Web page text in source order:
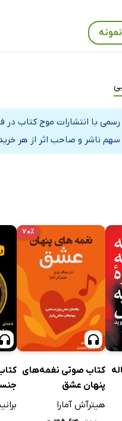
با انتشارات موج کتاب
ناشر و صاحب اثر از هر
۷۰٪
کتاب صوتی نغمه‌های
پنهان عشق
هیترآش آمارا